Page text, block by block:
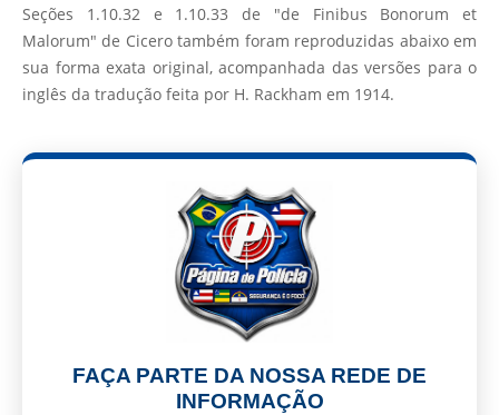
Seções 1.10.32 e 1.10.33 de "de Finibus Bonorum et
Malorum" de Cicero também foram reproduzidas abaixo em
sua forma exata original, acompanhada das versões para o
inglês da tradução feita por H. Rackham em 1914.
FAÇA PARTE DA NOSSA REDE DE
INFORMAÇÃO